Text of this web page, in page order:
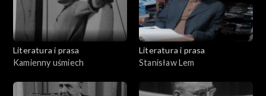
Literatura i prasa
Kamienny uśmiech
Literatura i prasa
Stanisław Lem